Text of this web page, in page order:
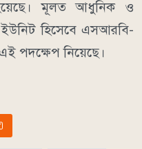
মূলত আধুনিক ও
হিসেবে এসআরবি-
পদক্ষেপ নিয়েছে।